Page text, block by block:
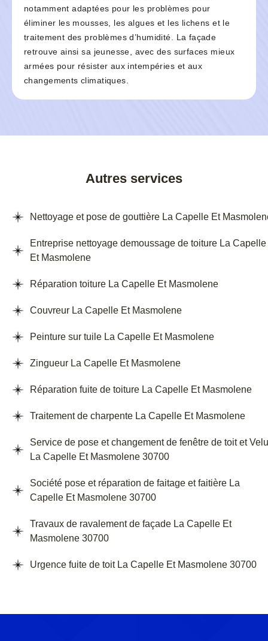
notamment adaptées pour les problèmes pour
éliminer les mousses, les algues et les lichens et le
traitement des problèmes d’humidité. La façade
retrouve ainsi sa jeunesse, avec des surfaces mieux
armées pour résister aux intempéries et aux
changements climatiques.
Autres services
Nettoyage et pose de gouttière La Capelle Et
Entreprise nettoyage demoussage de toiture La Capelle
Et Masmolene
Réparation toiture La Capelle Et Masmolene
Couvreur La Capelle Et Masmolene
Peinture sur tuile La Capelle Et Masmolene
Zingueur La Capelle Et Masmolene
Réparation fuite de toiture La Capelle Et Masmolene
Traitement de charpente La Capelle Et Masmolene
Service de pose et changement de fenêtre de toit et
La Capelle Et Masmolene 30700
Société pose et réparation de faitage et faitière La
Capelle Et Masmolene 30700
Travaux de ravalement de façade La Capelle Et
Masmolene 30700
Urgence fuite de toit La Capelle Et Masmolene 30700